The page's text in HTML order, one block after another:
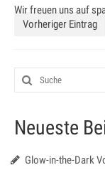
Medenspiele
Wir freuen uns auf
Vorheriger Eintrag
Neueste
Glow-in-the-Dark